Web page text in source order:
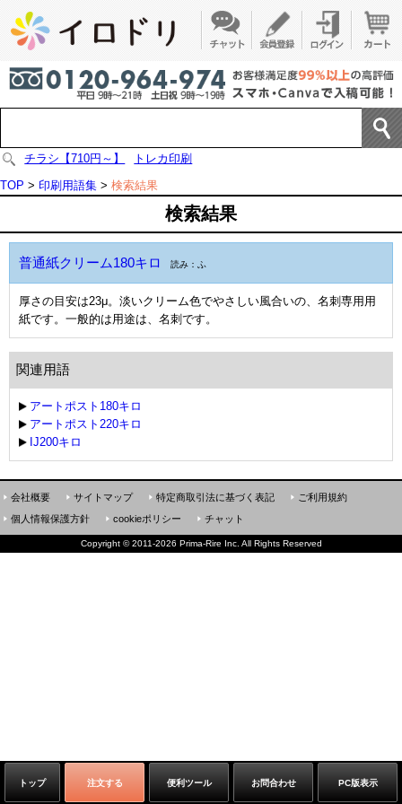
チラシ【710円～】
トレカ印刷
TOP > 印刷用語集 > 検索結果
検索結果
普通紙クリーム180キロ 読み：ふ
厚さの目安は23μ。淡いクリーム色でやさしい風合いの、名刺専用用
紙です。一般的は用途は、名刺です。
関連用語
アートポスト180キロ
アートポスト220キロ
IJ200キロ
トップ 注文する 便利ツール お問合わせ PC版表示
会社概要 サイトマップ 特定商取引法に基づく表記
ご利用規約
個人情報保護方針
cookieポリシー チャット
Copyright ©2011-2026 Prima-Rire Inc. All Rights Reserved